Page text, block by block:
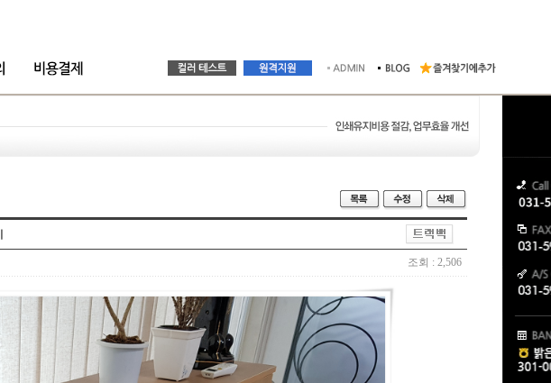
조회 : 2,506